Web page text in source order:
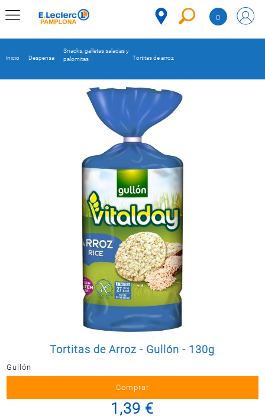
Postal
0
ELECTRO
Y BAZAR
ELECTRO
Inicio Despensa
Snacks, galletas saladas y
palomitas
Tortitas de arroz
Tortitas de Arroz - Gullón - 130g
Gullón
1,39 €